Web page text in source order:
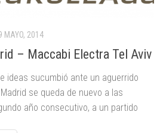
MAYO, 2014
– Maccabi Electra Tel Aviv
ideas sucumbió ante un aguerrido
se queda de nuevo a las
año consecutivo, a un partido